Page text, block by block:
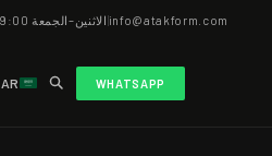
الاثنين–الجمعة 09:00–18:00|info@atakform.com
AR WHATSAPP